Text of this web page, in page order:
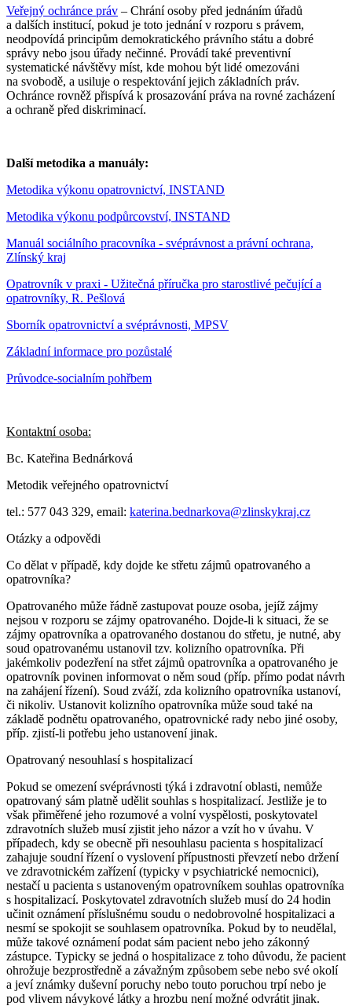
Veřejný ochránce práv – Chrání osoby před jednáním úřadů
a dalších institucí, pokud je toto jednání v rozporu s právem,
neodpovídá principům demokratického právního státu a dobré
správy nebo jsou úřady nečinné. Provádí také preventivní
systematické návštěvy míst, kde mohou být lidé omezováni
na svobodě, a usiluje o respektování jejich základních práv.
Ochránce rovněž přispívá k prosazování práva na rovné zacházení
a ochraně před diskriminací.
Další metodika a manuály:
Metodika výkonu opatrovnictví, INSTAND
Metodika výkonu podpůrcovství, INSTAND
Manuál sociálního pracovníka - svéprávnost a právní ochrana,
Zlínský kraj
Opatrovník v praxi - Užitečná příručka pro starostlivé pečující a
opatrovníky, R. Pešlová
Sborník opatrovnictví a svéprávnosti, MPSV
Základní informace pro pozůstalé
Průvodce-socialním pohřbem
Kontaktní osoba:
Bc. Kateřina Bednárková
Metodik veřejného opatrovnictví
tel.: 577 043 329, email: katerina.bednarkova@zlinskykraj.cz
Otázky a odpovědi
Co dělat v případě, kdy dojde ke střetu zájmů opatrovaného a
opatrovníka?
Opatrovaného může řádně zastupovat pouze osoba, jejíž zájmy
nejsou v rozporu se zájmy opatrovaného. Dojde-li k situaci, že se
zájmy opatrovníka a opatrovaného dostanou do střetu, je nutné, aby
soud opatrovanému ustanovil tzv. kolizního opatrovníka. Při
jakémkoliv podezření na střet zájmů opatrovníka a opatrovaného je
opatrovník povinen informovat o něm soud (příp. přímo podat návrh
na zahájení řízení). Soud zváží, zda kolizního opatrovníka ustanoví,
či nikoliv. Ustanovit kolizního opatrovníka může soud také na
základě podnětu opatrovaného, opatrovnické rady nebo jiné osoby,
příp. zjistí-li potřebu jeho ustanovení jinak.
Opatrovaný nesouhlasí s hospitalizací
Pokud se omezení svéprávnosti týká i zdravotní oblasti, nemůže
opatrovaný sám platně udělit souhlas s hospitalizací. Jestliže je to
však přiměřené jeho rozumové a volní vyspělosti, poskytovatel
zdravotních služeb musí zjistit jeho názor a vzít ho v úvahu. V
případech, kdy se obecně při nesouhlasu pacienta s hospitalizací
zahajuje soudní řízení o vyslovení přípustnosti převzetí nebo držení
ve zdravotnickém zařízení (typicky v psychiatrické nemocnici),
nestačí u pacienta s ustanoveným opatrovníkem souhlas opatrovníka
s hospitalizací. Poskytovatel zdravotních služeb musí do 24 hodin
učinit oznámení příslušnému soudu o nedobrovolné hospitalizaci a
nesmí se spokojit se souhlasem opatrovníka. Pokud by to neudělal,
může takové oznámení podat sám pacient nebo jeho zákonný
zástupce. Typicky se jedná o hospitalizace z toho důvodu, že pacient
ohrožuje bezprostředně a závažným způsobem sebe nebo své okolí
a jeví známky duševní poruchy nebo touto poruchou trpí nebo je
pod vlivem návykové látky a hrozbu není možné odvrátit jinak.